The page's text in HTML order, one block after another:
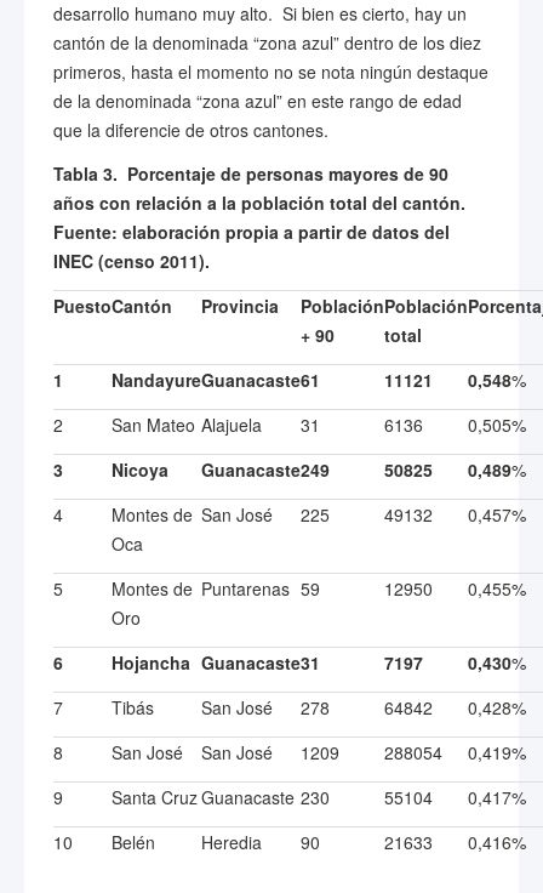
desarrollo humano muy alto. Si bien es cierto, hay un
cantón de la denominada “zona azul” dentro de los diez
primeros, hasta el momento no se nota ningún destaque
de la denominada “zona azul” en este rango de edad
que la diferencie de otros cantones.
Tabla 3. Porcentaje de personas mayores de 90
años con relación a la población total del cantón.
Fuente: elaboración propia a partir de datos del
INEC (censo 2011).
PuestoCantón Provincia
Población
+ 90
Población
total
1 NandayureGuanacaste61 11121 0,548%
2
San Mateo Alajuela 31 6136
0,505%
3
Nicoya Guanacaste249 50825 0,489%
4
Montes de
Oca
San José 225 49132 0,457%
5
Montes de
Oro
Puntarenas 59 12950 0,455%
6 Hojancha Guanacaste31 7197 0,430%
7
Tibás San José 278 64842
0,428%
8
San José San José 1209 288054
0,419%
9
Santa CruzGuanacaste 230 55104
0,417%
10
Belén Heredia 90 21633 0,416%